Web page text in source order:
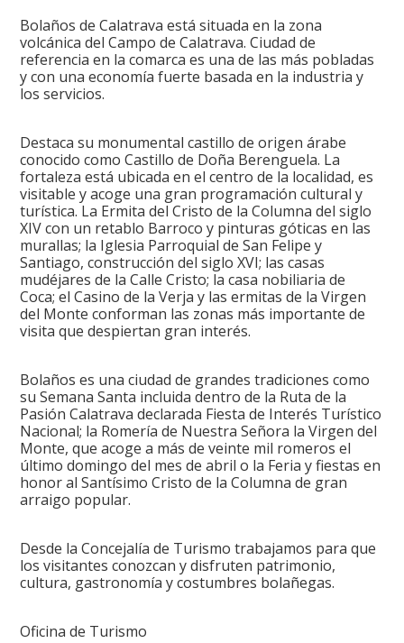
Bolaños de Calatrava está situada en la zona
volcánica del Campo de Calatrava. Ciudad de
referencia en la comarca es una de las más pobladas
y con una economía fuerte basada en la industria y
los servicios.
Destaca su monumental castillo de origen árabe
conocido como Castillo de Doña Berenguela. La
fortaleza está ubicada en el centro de la localidad, es
visitable y acoge una gran programación cultural y
turística. La Ermita del Cristo de la Columna del siglo
XIV con un retablo Barroco y pinturas góticas en las
murallas; la Iglesia Parroquial de San Felipe y
Santiago, construcción del siglo XVI; las casas
mudéjares de la Calle Cristo; la casa nobiliaria de
Coca; el Casino de la Verja y las ermitas de la Virgen
del Monte conforman las zonas más importante de
visita que despiertan gran interés.
Bolaños es una ciudad de grandes tradiciones como
su Semana Santa incluida dentro de la Ruta de la
Pasión Calatrava declarada Fiesta de Interés Turístico
Nacional; la Romería de Nuestra Señora la Virgen del
Monte, que acoge a más de veinte mil romeros el
último domingo del mes de abril o la Feria y fiestas en
honor al Santísimo Cristo de la Columna de gran
arraigo popular.
Desde la Concejalía de Turismo trabajamos para que
los visitantes conozcan y disfruten patrimonio,
cultura, gastronomía y costumbres bolañegas.
Oficina de Turismo